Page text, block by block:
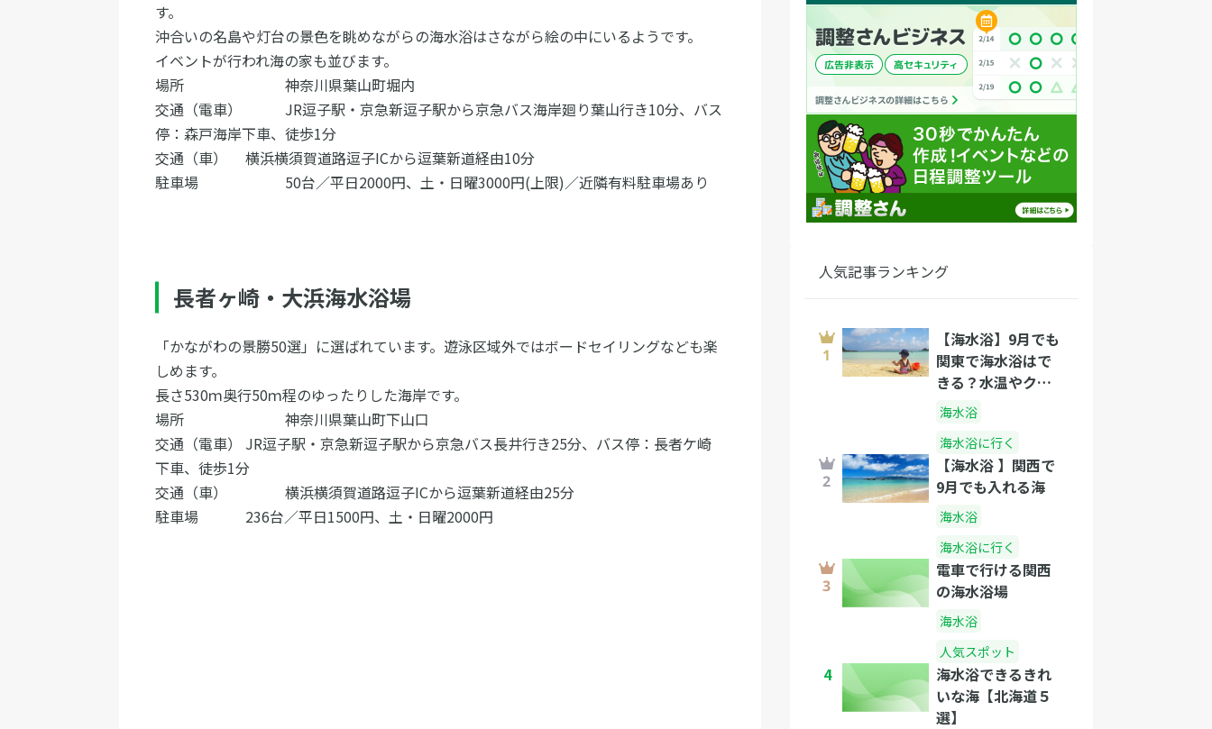
す。
沖合いの名島や灯台の景色を眺めながらの海水浴はさながら絵の中にいるようです。
イベントが行われ海の家も並びます。
場所 神奈川県葉山町堀内
交通（電車） JR逗子駅・京急新逗子駅から京急バス海岸廻り葉山行き10分、バス
停：森戸海岸下車、徒歩1分
交通（車） 横浜横須賀道路逗子ICから逗葉新道経由10分
駐車場 50台／平日2000円、土・日曜3000円(上限)／近隣有料駐車場あり
長者ヶ崎・大浜海水浴場
「かながわの景勝50選」に選ばれています。遊泳区域外ではボードセイリングなども楽
しめます。
長さ530ｍ奥行50ｍ程のゆったりした海岸です。
場所 神奈川県葉山町下山口
交通（電車） JR逗子駅・京急新逗子駅から京急バス長井行き25分、バス停：長者ケ崎
下車、徒歩1分
交通（車） 横浜横須賀道路逗子ICから逗葉新道経由25分
駐車場 236台／平日1500円、土・日曜2000円
人気記事ランキング
【海水浴】9月でも
関東で海水浴はで
きる？水温やクラ
ゲの出没と泳げる
関東の海水浴場
海水浴
海水浴に行く
【海水浴 】関西で
9月でも入れる海
海水浴
海水浴に行く
電車で行ける関西
の海水浴場
海水浴
人気スポット
4
海水浴できるきれ
いな海【北海道５
選】